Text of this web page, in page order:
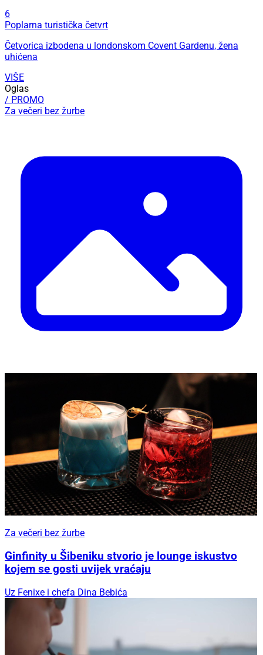
6
Poplarna turistička četvrt
Četvorica izbodena u londonskom Covent Gardenu, žena
uhićena
VIŠE
Oglas
/ PROMO
Za večeri bez žurbe
Za večeri bez žurbe
Ginfinity u Šibeniku stvorio je lounge iskustvo
kojem se gosti uvijek vraćaju
Uz Fenixe i chefa Dina Bebića